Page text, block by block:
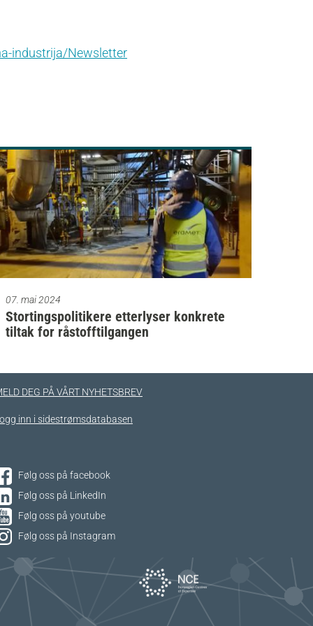
industrija/Newsletter
07. mai 2024
Stortingspolitikere etterlyser konkrete
tiltak for råstofftilgangen
DEG PÅ VÅRT NYHETSBREV
inn i sidestrømsdatabasen
Følg oss på facebook
Følg oss på LinkedIn
Følg oss på youtube
Følg oss på Instagram